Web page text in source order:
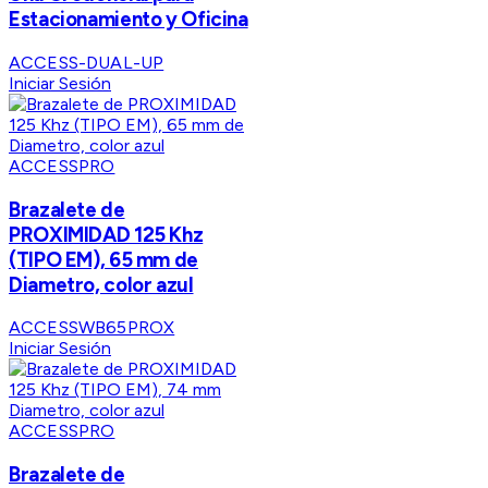
Estacionamiento y Oficina
ACCESS-DUAL-UP
Iniciar Sesión
ACCESSPRO
Brazalete de
PROXIMIDAD 125 Khz
(TIPO EM), 65 mm de
Diametro, color azul
ACCESSWB65PROX
Iniciar Sesión
ACCESSPRO
Brazalete de